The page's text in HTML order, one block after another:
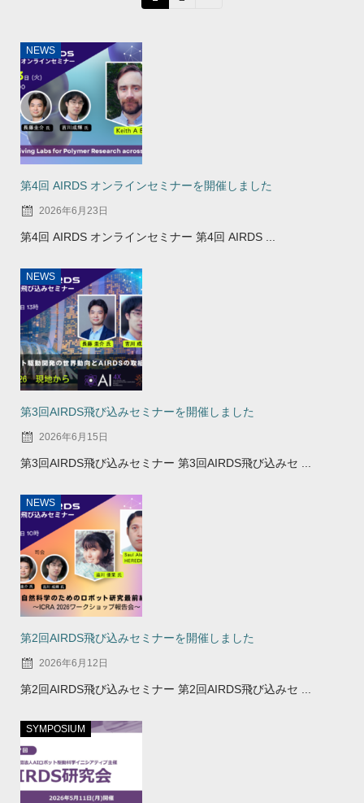
NEWS
第4回 AIRDS オンラインセミナーを開催しました
2026年6月23日
第4回 AIRDS オンラインセミナー 第4回 AIRDS ...
NEWS
第3回AIRDS飛び込みセミナーを開催しました
2026年6月15日
第3回AIRDS飛び込みセミナー 第3回AIRDS飛び込みセ ...
NEWS
第2回AIRDS飛び込みセミナーを開催しました
2026年6月12日
第2回AIRDS飛び込みセミナー 第2回AIRDS飛び込みセ ...
SYMPOSIUM